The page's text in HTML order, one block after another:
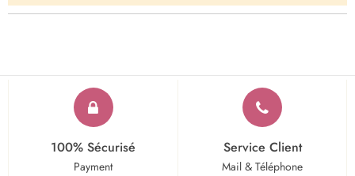
100% Sécurisé
Payment
Service Client
Mail & Téléphone